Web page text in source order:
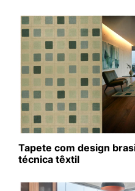
Tapete com design
técnica têxtil